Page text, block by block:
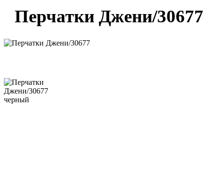
Перчатки Джени/30677